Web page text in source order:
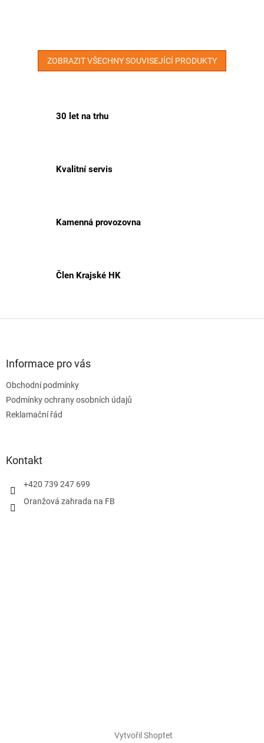
30 let na trhu
Kvalitní servis
Kamenná provozovna
Člen Krajské HK
ZOBRAZIT VŠECHNY SOUVISEJÍCÍ PRODUKTY
Informace pro vás
Obchodní podmínky
Podmínky ochrany osobních údajů
Reklamační řád
Kontakt
+420 739 247 699
Oranžová zahrada na FB
Vytvořil Shoptet